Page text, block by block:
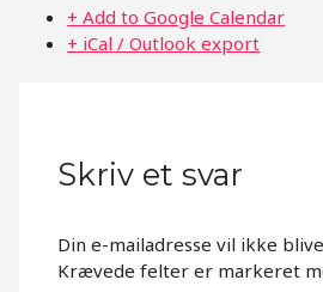
+ Add to Google Calendar
+ iCal / Outlook export
Skriv et svar
Din e-mailadresse vil ikke
Krævede felter er markeret